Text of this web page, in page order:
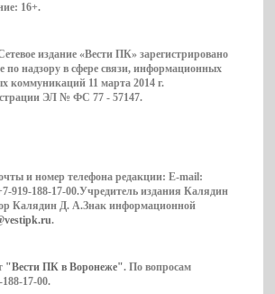
16+.
издание «Вести ПК» зарегистрировано
по надзору в сфере связи, информационных
коммуникаций 11 марта 2014 г.
ЭЛ № ФС 77 - 57147.
и номер телефона редакции: E-mail:
919-188-17-00.Учредитель издания Калядин
Калядин Д. А.Знак информационной
.
"Вести ПК в Воронеже". По вопросам
17-00.